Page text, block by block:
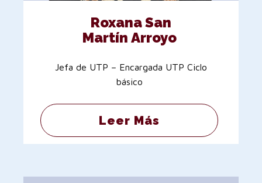
Roxana San
Martín Arroyo
Jefa de UTP – Encargada UTP Ciclo
básico
Leer Más